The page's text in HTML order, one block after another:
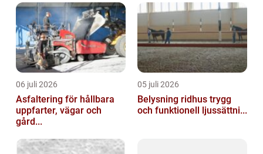
06 juli 2026
Asfaltering för hållbara
uppfarter, vägar och
gård...
05 juli 2026
Belysning ridhus trygg
och funktionell ljussättni...